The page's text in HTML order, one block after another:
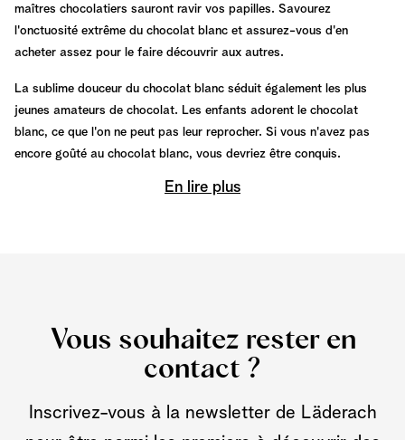
maîtres chocolatiers sauront ravir vos papilles. Savourez
l'onctuosité extrême du chocolat blanc et assurez-vous d'en
acheter assez pour le faire découvrir aux autres.
La sublime douceur du chocolat blanc séduit également les plus
jeunes amateurs de chocolat. Les enfants adorent le chocolat
blanc, ce que l'on ne peut pas leur reprocher. Si vous n'avez pas
encore goûté au chocolat blanc, vous devriez être conquis.
En lire plus
Vous souhaitez rester en
contact ?
Inscrivez-vous à la newsletter de Läderach